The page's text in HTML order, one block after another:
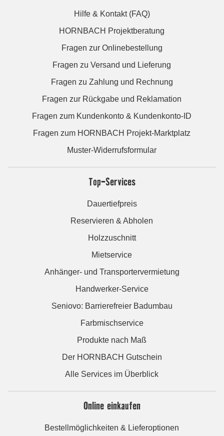
Hilfe & Kontakt (FAQ)
HORNBACH Projektberatung
Fragen zur Onlinebestellung
Fragen zu Versand und Lieferung
Fragen zu Zahlung und Rechnung
Fragen zur Rückgabe und Reklamation
Fragen zum Kundenkonto & Kundenkonto-ID
Fragen zum HORNBACH Projekt-Marktplatz
Muster-Widerrufsformular
Top-Services
Dauertiefpreis
Reservieren & Abholen
Holzzuschnitt
Mietservice
Anhänger- und Transportervermietung
Handwerker-Service
Seniovo: Barrierefreier Badumbau
Farbmischservice
Produkte nach Maß
Der HORNBACH Gutschein
Alle Services im Überblick
Online einkaufen
Bestellmöglichkeiten & Lieferoptionen